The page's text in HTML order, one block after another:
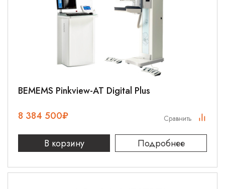
BEMEMS Pinkview-AT Digital Plus
8 384 500₽
В корзину Подробнее
Сравнить